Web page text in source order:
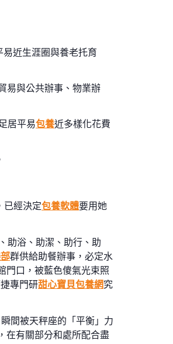
近生涯圈與養老托育
易與公共辦事、物業辦
居平易包養近多樣化花費
已經決定包養軟體要用她
助浴、助潔、助行、助
群供給助餐辦事，必定水
門口，被藍色傻氣光束照
專門研甜心寶貝包養網究
間被天秤座的「平衡」力
在有關部分和處所配合盡